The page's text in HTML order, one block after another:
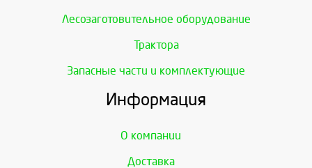
Лесозаготовительное оборудование
Трактора
Запасные части и комплектующие
Информация
О компании
Доставка